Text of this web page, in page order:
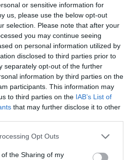
or sensitive information for
us, please use the below opt-out
selection. Please note that after your
you may continue seeing
on personal information utilized by
disclosed to third parties prior to
separately opt-out of the further
information by third parties on the
participants. This information may
to third parties on the IAB’s List of
that may further disclose it to other
app uses one or more Google
or usage behaviour. You may click to
Opt Outs
the Sharing of my
έγινε σε αυτοκίνητο με φιμέ
...
2026 Πλανήτης